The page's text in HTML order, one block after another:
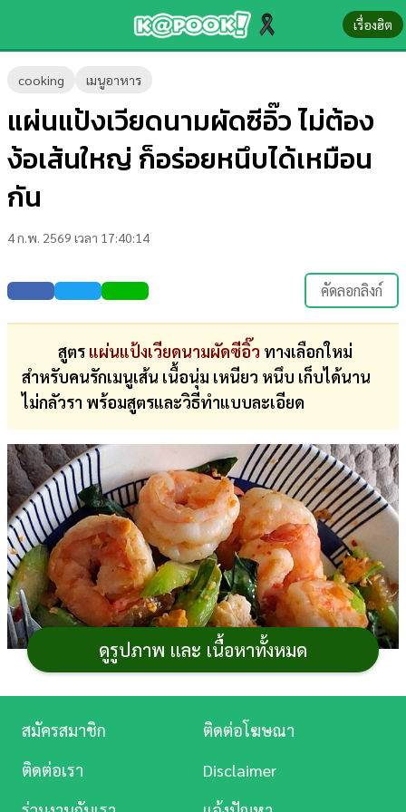
เรื่องฮิต
cooking เมนูอาหาร
แผ่นแป้งเวียดนามผัดซีอิ๊ว ไม่ต้อง
ง้อเส้นใหญ่ ก็อร่อยหนึบได้เหมือน
กัน
4 ก.พ. 2569 เวลา 17:40:14
คัดลอกลิงก์
สูตร แผ่นแป้งเวียดนามผัดซีอิ๊ว ทางเลือกใหม่
สำหรับคนรักเมนูเส้น เนื้อนุ่ม เหนียว หนึบ เก็บได้นาน
ไม่กลัวรา พร้อมสูตรและวิธีทำแบบละเอียด
ดูรูปภาพ และ เนื้อหาทั้งหมด
ข่าว-
ความ
รู้
บันเทิง
ตรวจ
หวย
บอล
สด
เงิน
การ
ศึกษา
บันเทิง
ดู
หนัง
สมัครสมาชิก
ติดต่อโฆษณา
ติดต่อเรา
Disclaimer